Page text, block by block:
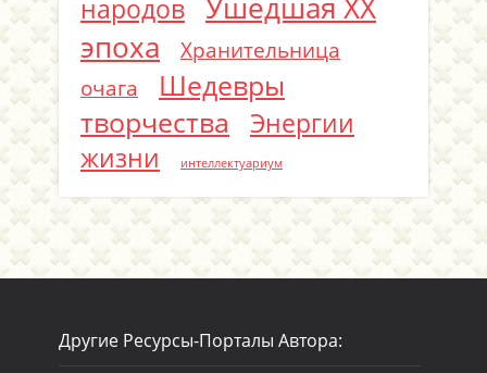
народов
Ушедшая ХХ
эпоха
Хранительница
очага
Шедевры
творчества
Энергии
жизни
интеллектуариум
Другие Ресурсы-Порталы Автора: